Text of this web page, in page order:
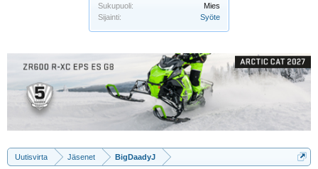
Sukupuoli:
Mies
Sijainti:
Syöte
Uutisvirta Jäsenet BigDaadyJ